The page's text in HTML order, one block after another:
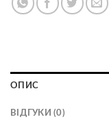
ОПИС
ВІДГУКИ (0)